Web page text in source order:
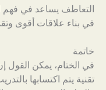
التعاطف يساعد في فهم
في بناء علاقات أقوى
خاتمة
في الختام، يمكن
تقنية يتم اكتسابها